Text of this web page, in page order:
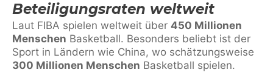
Beteiligungsraten weltweit
Laut FIBA spielen weltweit über 450 Millionen
Menschen Basketball. Besonders beliebt ist der
Sport in Ländern wie China, wo schätzungsweise
300 Millionen Menschen Basketball spielen.